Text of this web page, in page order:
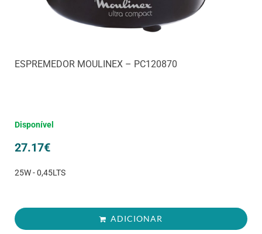
ESPREMEDOR MOULINEX – PC120870
Disponível
27.17€
25W - 0,45LTS
ADICIONAR